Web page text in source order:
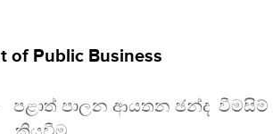
of Public Business
පළාත් පාලන ආයතන ඡන්ද වීමසිම්